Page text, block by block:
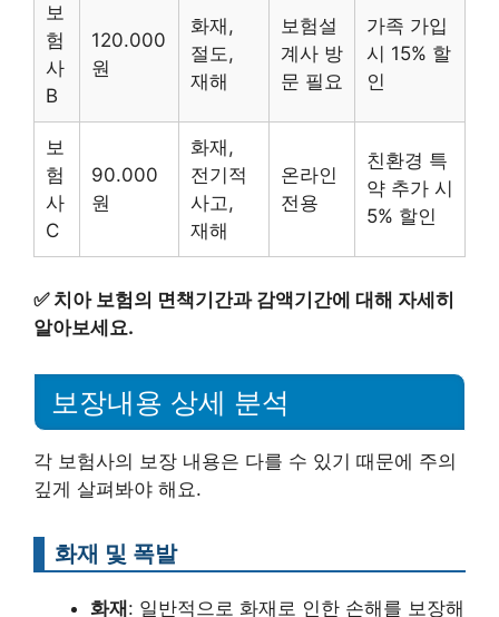
보
험
사
B
120.000
원
화재,
절도,
재해
보험설
계사 방
문 필요
가족 가입
시 15% 할
인
보
험
사
C
90.000
원
화재,
전기적
사고,
재해
온라인
전용
친환경 특
약 추가 시
5% 할인
✅ 치아 보험의 면책기간과 감액기간에 대해 자세히
알아보세요.
보장내용 상세 분석
각 보험사의 보장 내용은 다를 수 있기 때문에 주의
깊게 살펴봐야 해요.
화재 및 폭발
화재 : 일반적으로 화재로 인한 손해를 보장해